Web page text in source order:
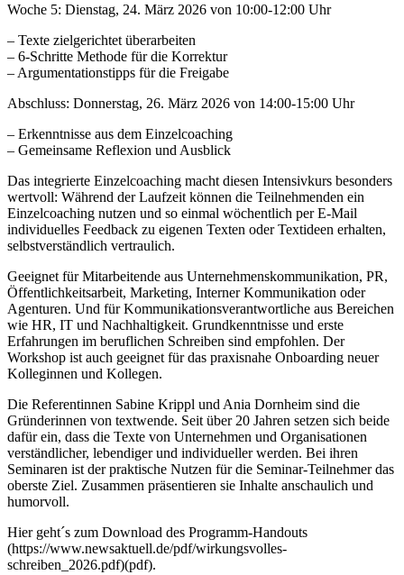
Woche 5: Dienstag, 24. März 2026 von 10:00-12:00 Uhr
– Texte zielgerichtet überarbeiten
– 6-Schritte Methode für die Korrektur
– Argumentationstipps für die Freigabe
Abschluss: Donnerstag, 26. März 2026 von 14:00-15:00 Uhr
– Erkenntnisse aus dem Einzelcoaching
– Gemeinsame Reflexion und Ausblick
Das integrierte Einzelcoaching macht diesen Intensivkurs besonders
wertvoll: Während der Laufzeit können die Teilnehmenden ein
Einzelcoaching nutzen und so einmal wöchentlich per E-Mail
individuelles Feedback zu eigenen Texten oder Textideen erhalten,
selbstverständlich vertraulich.
Geeignet für Mitarbeitende aus Unternehmenskommunikation, PR,
Öffentlichkeitsarbeit, Marketing, Interner Kommunikation oder
Agenturen. Und für Kommunikationsverantwortliche aus Bereichen
wie HR, IT und Nachhaltigkeit. Grundkenntnisse und erste
Erfahrungen im beruflichen Schreiben sind empfohlen. Der
Workshop ist auch geeignet für das praxisnahe Onboarding neuer
Kolleginnen und Kollegen.
Die Referentinnen Sabine Krippl und Ania Dornheim sind die
Gründerinnen von textwende. Seit über 20 Jahren setzen sich beide
dafür ein, dass die Texte von Unternehmen und Organisationen
verständlicher, lebendiger und individueller werden. Bei ihren
Seminaren ist der praktische Nutzen für die Seminar-Teilnehmer das
oberste Ziel. Zusammen präsentieren sie Inhalte anschaulich und
humorvoll.
Hier geht´s zum Download des Programm-Handouts
(https://www.newsaktuell.de/pdf/wirkungsvolles-
schreiben_2026.pdf)(pdf).